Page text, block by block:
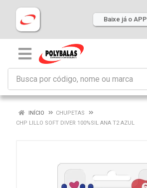
Baixe já o
INÍCIO
CHUPETAS
CHP LILLO SOFT DIVER 100%SIL ANA T2 AZUL